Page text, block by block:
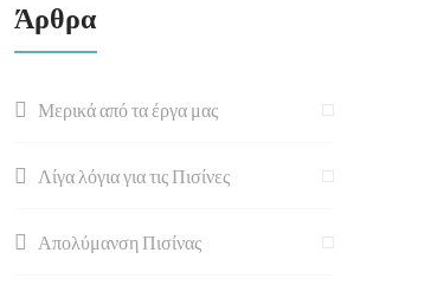
Άρθρα
Μερικά από τα έργα μας
Λίγα λόγια για τις Πισίνες
Απολύμανση Πισίνας